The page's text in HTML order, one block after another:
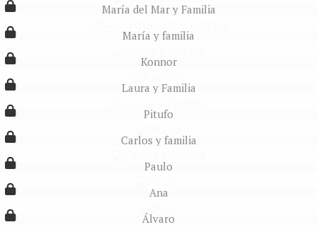
María del Mar y Familia
María y familia
Konnor
Laura y Familia
Pitufo
Carlos y familia
Paulo
Ana
Álvaro